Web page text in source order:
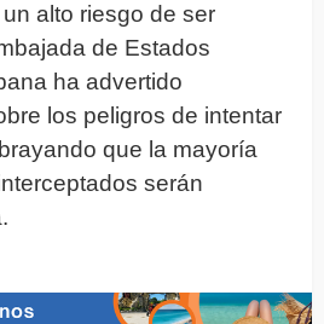
alto riesgo de ser
de Estados
ha advertido
los peligros de intentar
que la mayoría
serán